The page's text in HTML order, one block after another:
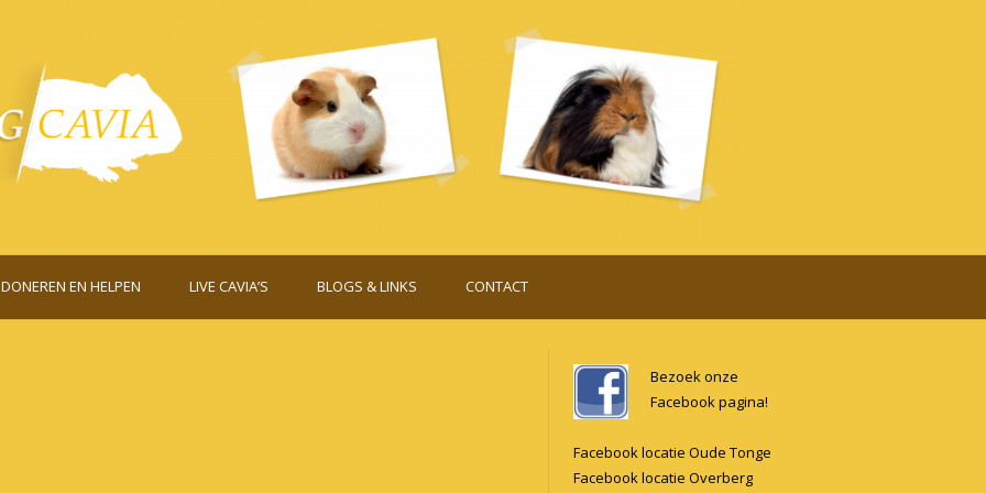
DONEREN EN HELPEN LIVE CAVIA’S BLOGS & LINKS CONTACT
Bezoek onze
Facebook pagina!
Facebook locatie Oude Tonge
Facebook locatie Overberg